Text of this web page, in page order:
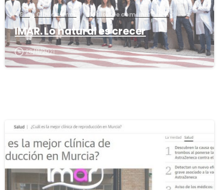
Blog Clínica Imar Medios de comunicación
IMAR. Lo natural es crecer
26/11/2021